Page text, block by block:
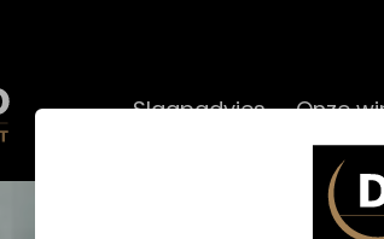
Slaapadvies Onze